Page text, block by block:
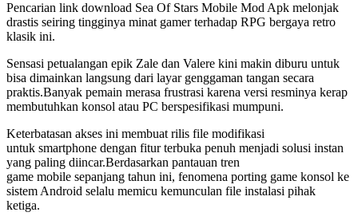
Pencarian link download Sea Of Stars Mobile Mod Apk melonjak
drastis seiring tingginya minat gamer terhadap RPG bergaya retro
klasik ini.
Sensasi petualangan epik Zale dan Valere kini makin diburu untuk
bisa dimainkan langsung dari layar genggaman tangan secara
praktis.Banyak pemain merasa frustrasi karena versi resminya kerap
membutuhkan konsol atau PC berspesifikasi mumpuni.
Keterbatasan akses ini membuat rilis file modifikasi
untuk smartphone dengan fitur terbuka penuh menjadi solusi instan
yang paling diincar.Berdasarkan pantauan tren
game mobile sepanjang tahun ini, fenomena porting game konsol ke
sistem Android selalu memicu kemunculan file instalasi pihak
ketiga.